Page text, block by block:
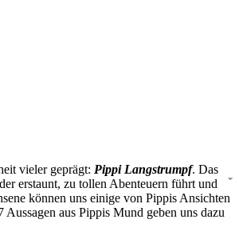
vieler geprägt: Pippi Langstrumpf. Das
erstaunt, zu tollen Abenteuern führt und
können uns einige von Pippis Ansichten
aus Pippis Mund geben uns dazu